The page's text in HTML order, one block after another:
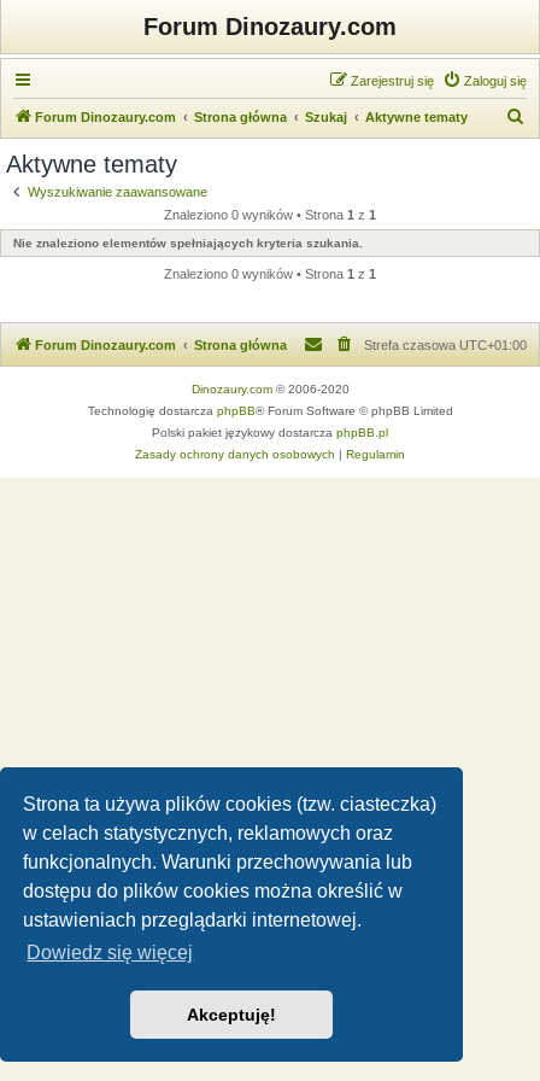
Strona ta używa plików cookies (tzw. ciasteczka)
w celach statystycznych, reklamowych oraz
funkcjonalnych. Warunki przechowywania lub
dostępu do plików cookies można określić w
ustawieniach przeglądarki internetowej.
Dowiedz się więcej
Akceptuję!
Forum Dinozaury.com
Zaloguj się
Zarejestruj się
Forum Dinozaury.com Strona główna Szukaj Aktywne tematy
a
j
Aktywne tematy
Wyszukiwanie zaawansowane
Znaleziono 0 wyników • Strona 1 z 1
Nie znaleziono elementów spełniających kryteria szukania.
Znaleziono 0 wyników • Strona 1 z 1
Forum Dinozaury.com Strona główna Strefa czasowa UTC+01:00
Dinozaury.com© 2006-2020
Technologię dostarcza phpBB® Forum Software © phpBB Limited
Polski pakiet językowy dostarcza phpBB.pl
Zasady ochrony danych osobowych | Regulamin